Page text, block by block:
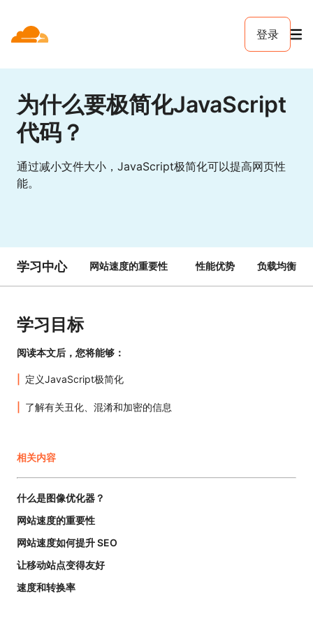
登录
为什么要极简化JavaScript
代码？
通过减小文件大小，JavaScript极简化可以提高网页性
能。
学习中心 网站速度的重要性 性能优势 负载均衡
学习目标
阅读本文后，您将能够：
定义JavaScript极简化
了解有关丑化、混淆和加密的信息
相关内容
什么是图像优化器？
网站速度的重要性
网站速度如何提升 SEO
让移动站点变得友好
速度和转换率